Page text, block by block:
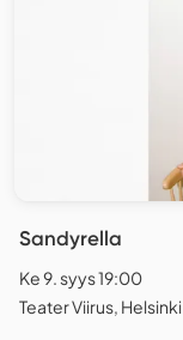
Sandyrella
Ke 9. syys 19:00
Teater Viirus, Helsinki